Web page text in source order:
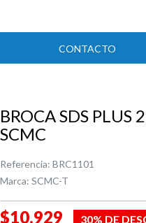
CONTACTO
BROCA SDS
SCMC
Referencia: BRC1101
Marca: SCMC-T
$10.929
30% DE